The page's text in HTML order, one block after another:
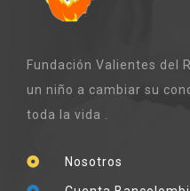
Fundación Valientes del
un niño a cambiar su
toda la vida .
Nosotros